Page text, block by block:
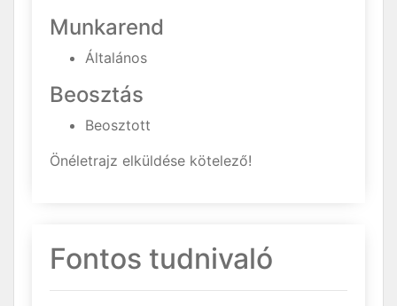
Munkarend
Általános
Beosztás
Beosztott
Önéletrajz elküldése kötelező!
Fontos tudnivaló